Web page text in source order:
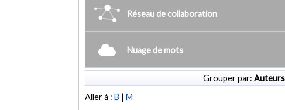
Réseau de collaboration
Nuage de mots
Grouper par:
Aller à :B |M